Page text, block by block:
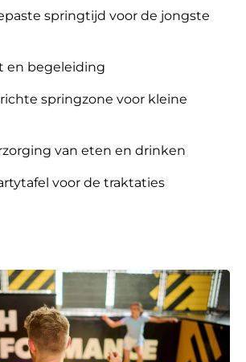
springtijd voor de jongste
en begeleiding
springzone voor kleine
van eten en drinken
voor de traktaties